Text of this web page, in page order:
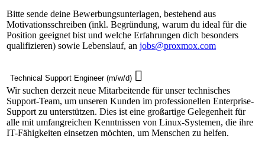
Bitte sende deine Bewerbungsunterlagen, bestehend aus
Motivationsschreiben (inkl. Begründung, warum du ideal für die
Position geeignet bist und welche Erfahrungen dich besonders
qualifizieren) sowie Lebenslauf, anjobs@proxmox.com
Technical Support Engineer (m/w/d)
Wir suchen derzeit neue Mitarbeitende für unser technisches
Support-Team, um unseren Kunden im professionellen Enterprise-
Support zu unterstützen. Dies ist eine großartige Gelegenheit für
alle mit umfangreichen Kenntnissen von Linux-Systemen, die ihre
IT-Fähigkeiten einsetzen möchten, um Menschen zu helfen.